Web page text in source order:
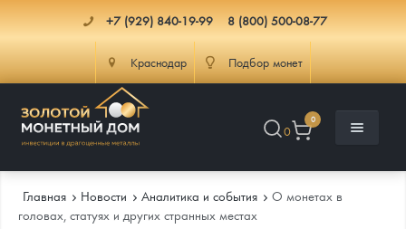
+7 (929) 840-19-99 8 (800) 500-08-77
Краснодар Подбор монет
0
0
Главная Новости Аналитика и события
О монетах в
головах, статуях и других странных местах